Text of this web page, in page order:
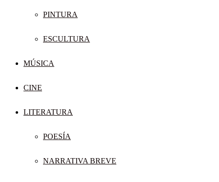
PINTURA
ESCULTURA
MÚSICA
CINE
LITERATURA
POESÍA
NARRATIVA BREVE